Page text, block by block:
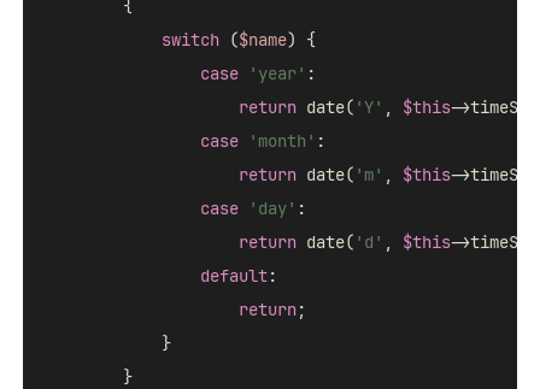
{
switch ($name) {
case
'year' :
return date( 'Y' , $this-
case
'month' :
return date( 'm' , $this-
case
'day' :
return date( 'd' , $this-
default:
return;
            }
        }